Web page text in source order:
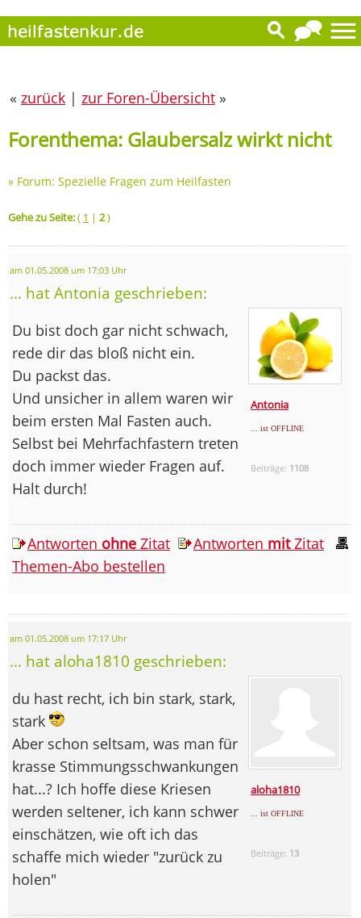
« zurück | zur Foren-Übersicht »
Forenthema: Glaubersalz wirkt nicht
» Forum: Spezielle Fragen zum Heilfasten
Gehe zu Seite:( 1 | 2)
am 01.05.2008 um 17:03 Uhr
... hat Antonia geschrieben:
Antonia
... ist OFFLINE
Beiträge: 1108
Du bist doch gar nicht schwach,
rede dir das bloß nicht ein.
Du packst das.
Und unsicher in allem waren wir
beim ersten Mal Fasten auch.
Selbst bei Mehrfachfastern treten
doch immer wieder Fragen auf.
Halt durch!
Antworten ohne Zitat Antworten mitZitat
Themen-Abo bestellen
am 01.05.2008 um 17:17 Uhr
... hat aloha1810 geschrieben:
aloha1810
... ist OFFLINE
Beiträge: 13
du hast recht, ich bin stark, stark,
stark
Aber schon seltsam, was man für
krasse Stimmungsschwankungen
hat...? Ich hoffe diese Kriesen
werden seltener, ich kann schwer
einschätzen, wie oft ich das
schaffe mich wieder "zurück zu
holen"